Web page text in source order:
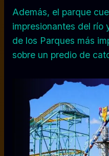
Además, el parque
impresionantes del río
de los Parques más
sobre un predio de